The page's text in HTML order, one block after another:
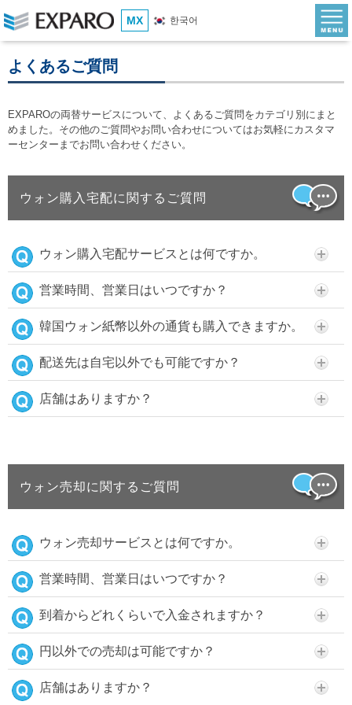
MX 한국어
よくあるご質問
EXPAROの両替サービスについて、よくあるご質問をカテゴリ別にまと
めました。その他のご質問やお問い合わせについてはお気軽にカスタマ
ーセンターまでお問い合わせください。
ウォン購入宅配に関するご質問
ウォン購入宅配サービスとは何ですか。
営業時間、営業日はいつですか？
韓国ウォン紙幣以外の通貨も購入できますか。
配送先は自宅以外でも可能ですか？
店舗はありますか？
ウォン売却に関するご質問
ウォン売却サービスとは何ですか。
営業時間、営業日はいつですか？
到着からどれくらいで入金されますか？
円以外での売却は可能ですか？
店舗はありますか？